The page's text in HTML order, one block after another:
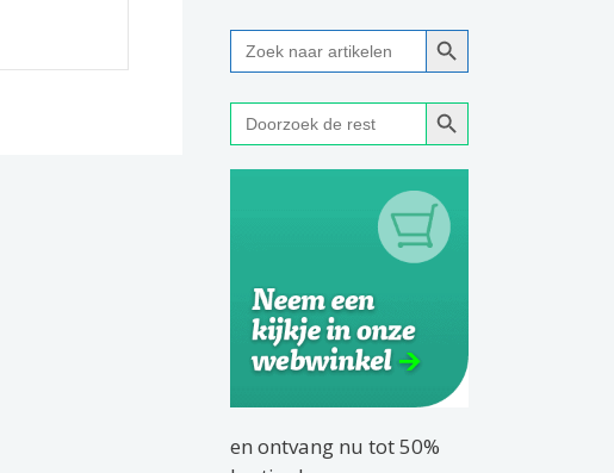
Zoek
naar:
Zoekknop
Zoek
naar:
Zoekknop
en ontvang nu tot 50%